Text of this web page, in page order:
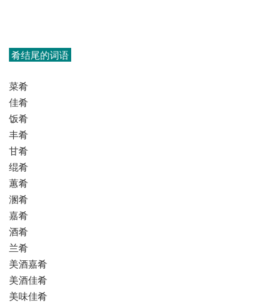
肴结尾的词语
菜肴
佳肴
饭肴
丰肴
甘肴
绲肴
蕙肴
溷肴
嘉肴
酒肴
兰肴
美酒嘉肴
美酒佳肴
美味佳肴